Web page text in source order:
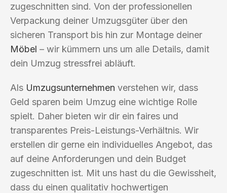
zugeschnitten sind. Von der professionellen
Verpackung deiner Umzugsgüter über den
sicheren Transport bis hin zur Montage deiner
Möbel – wir kümmern uns um alle Details, damit
dein Umzug stressfrei abläuft.
Als Umzugsunternehmen verstehen wir, dass
Geld sparen beim Umzug eine wichtige Rolle
spielt. Daher bieten wir dir ein faires und
transparentes Preis-Leistungs-Verhältnis. Wir
erstellen dir gerne ein individuelles Angebot, das
auf deine Anforderungen und dein Budget
zugeschnitten ist. Mit uns hast du die Gewissheit,
dass du einen qualitativ hochwertigen